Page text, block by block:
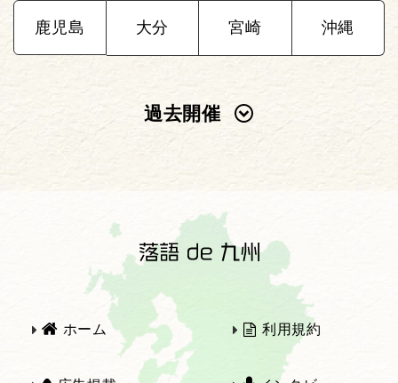
鹿児島 大分 宮崎 沖縄
過去開催
2022年
2021年 2020年
ホーム 利用規約